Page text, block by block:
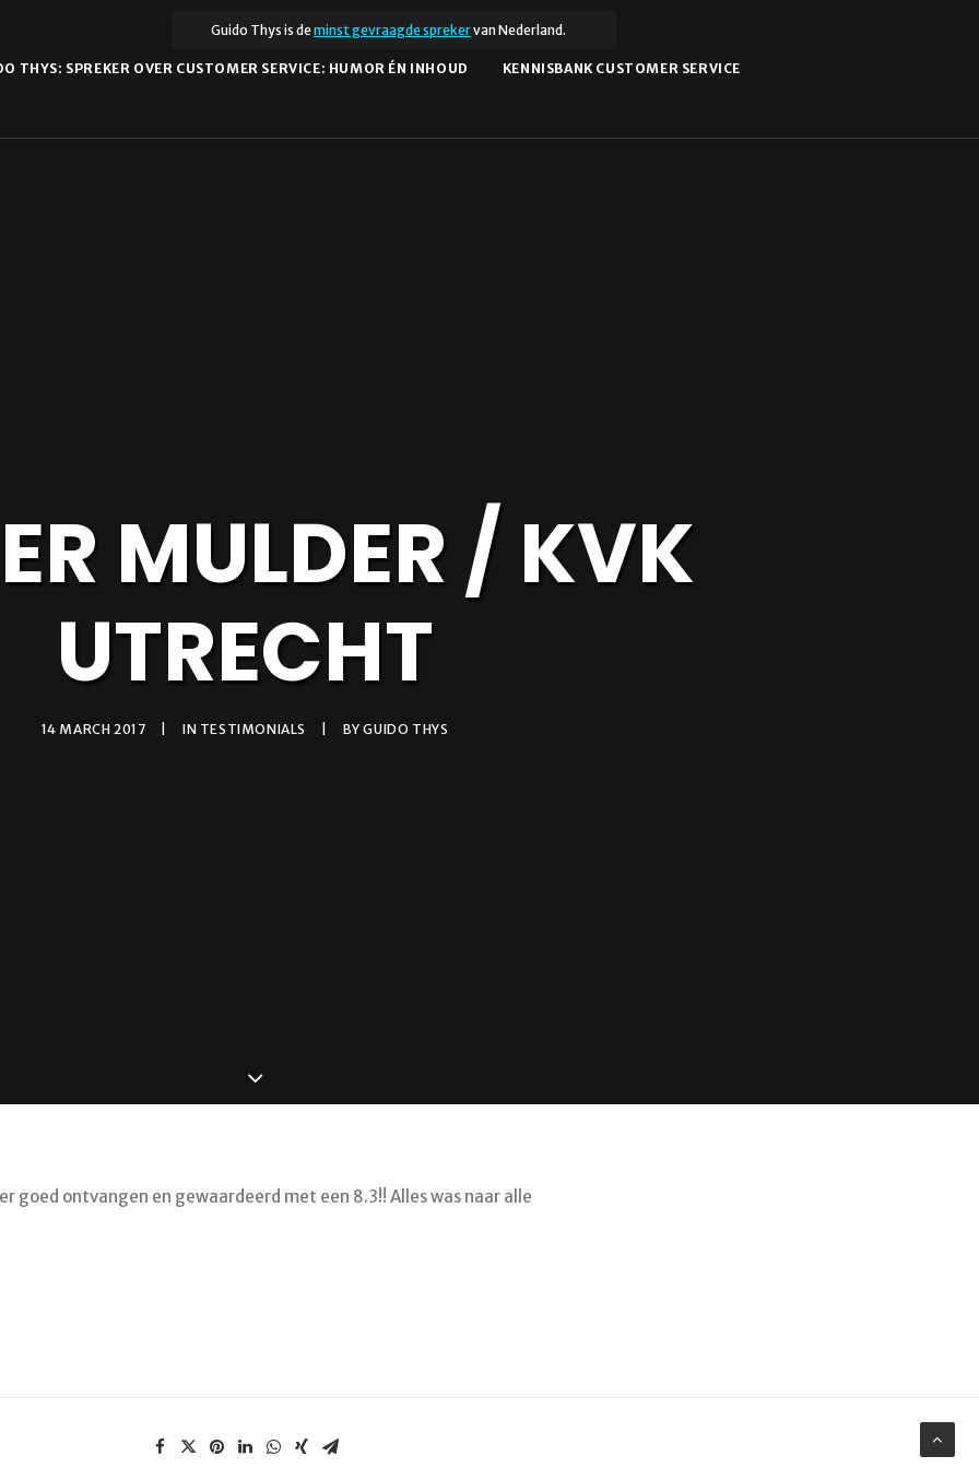
Guido Thys is deminst gevraagde sprekervan Nederland.
THYS: SPREKER OVER CUSTOMER SERVICE: HUMOR ÉN INHOUD KENNISBANK CUSTOMER SERVICE
MULDER / KVK
UTRECHT
14 MARCH 2017 IN TESTIMONIALS BYGUIDO THYS
goed ontvangen en gewaardeerd met een 8.3!! Alles was naar alle